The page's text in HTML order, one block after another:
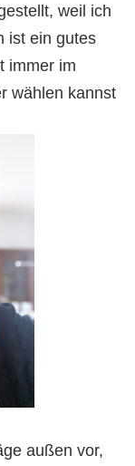
weil ich
ist ein gutes
immer im
wählen kannst
außen vor,